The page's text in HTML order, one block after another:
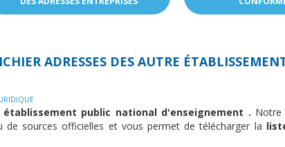
ADRESSES DES AUTRE
public national d'enseignement .
de sources officielles et vous permet de télécharger la